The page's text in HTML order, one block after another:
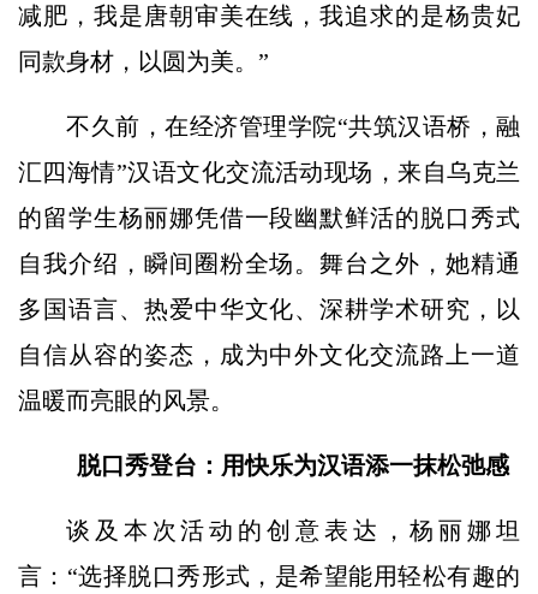
减肥，我是唐朝审美在线，我追求的是杨贵妃
同款身材，以圆为美。”
不久前，在经济管理学院“共筑汉语桥，融
汇四海情”汉语文化交流活动现场，来自乌克兰
的留学生杨丽娜凭借一段幽默鲜活的脱口秀式
自我介绍，瞬间圈粉全场。舞台之外，她精通
多国语言、热爱中华文化、深耕学术研究，以
自信从容的姿态，成为中外文化交流路上一道
温暖而亮眼的风景。
脱口秀登台：用快乐为汉语添一抹松弛感
谈及本次活动的创意表达，杨丽娜坦
言：“选择脱口秀形式，是希望能用轻松有趣的